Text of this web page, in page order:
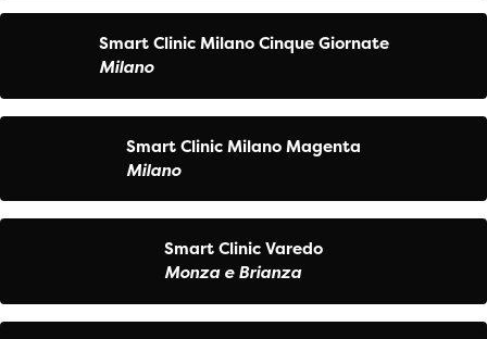
Smart Clinic Milano Cinque Giornate
Milano
Smart Clinic Milano Magenta
Milano
Smart Clinic Varedo
Monza e Brianza